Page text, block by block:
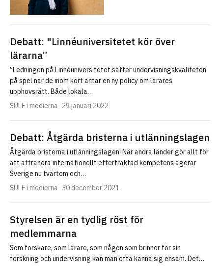
Debatt: "Linnéuniversitetet kör över
lärarna”
”Ledningen på Linnéuniversitetet sätter undervisningskvaliteten
på spel när de inom kort antar en ny policy om lärares
upphovsrätt. Både lokala…
SULF i medierna 29 januari 2022
Debatt: Åtgärda bristerna i utlänningslagen
Åtgärda bristerna i utlänningslagen! När andra länder gör allt för
att attrahera internationellt eftertraktad kompetens agerar
Sverige nu tvärtom och…
SULF i medierna 30 december 2021
Styrelsen är en tydlig röst för
medlemmarna
Som forskare, som lärare, som någon som brinner för sin
forskning och undervisning kan man ofta känna sig ensam. Det…